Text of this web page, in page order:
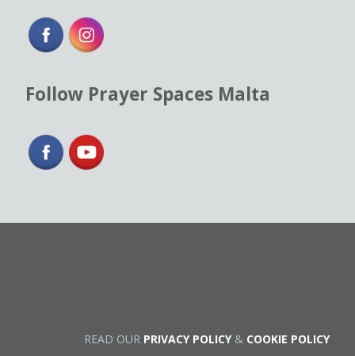
Follow Prayer Spaces Malta
READ OUR PRIVACY POLICY& COOKIE POLICY